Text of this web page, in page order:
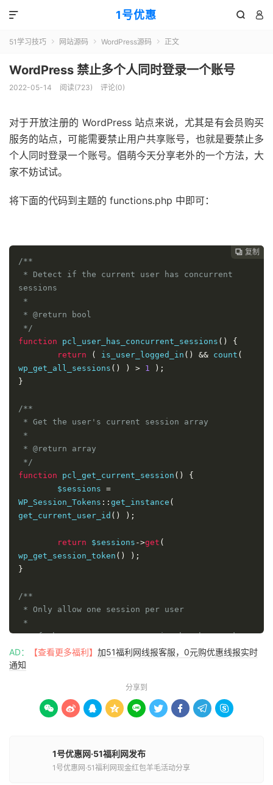
1号优惠  

51学习技巧  网站源码  WordPress源码  正文
WordPress 禁止多个人同时登录一个账号
2022-05-14 阅读(723) 评论(0)
对于开放注册的 WordPress 站点来说，尤其是有会员购买
服务的站点，可能需要禁止用户共享账号，也就是要禁止多
个人同时登录一个账号。倡萌今天分享老外的一个方法，大
家不妨试试。
将下面的代码到主题的 functions.php 中即可：
 复制
/**
sessions
*/
function pcl_user_has_concurrent_sessions ()
{
return
( is_user_logged_in () && count (
wp_get_all_sessions () ) > 1
);
}
/**
*/
function pcl_get_current_session ()
{
	$sessions
=
WP_Session_Tokens :: get_instance (
get_current_user_id () );
return $sessions ->get (
wp_get_session_token ()
);
}
/**
* If the current user's session has been taken
over by a newer
* session then we will destroy their session
function pcl_disallow_account_sharing
AD： 【查看更多福利】 加51福利网线报客服，0元购优惠线报实时
通知
分享到
        
1号优惠网·51福利网发布
1号优惠网·51福利网现金红包羊毛活动分享